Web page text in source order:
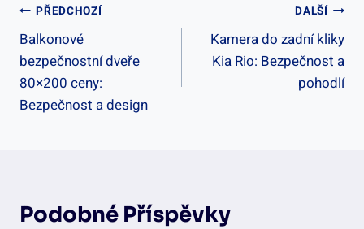
Navigace
Pro
Příspěvek
PŘEDCHOZÍ
Balkonové
bezpečnostní dveře
80×200 ceny:
Bezpečnost a design
DALŠÍ
Kamera do zadní kliky
Kia Rio: Bezpečnost a
pohodlí
Podobné Příspěvky